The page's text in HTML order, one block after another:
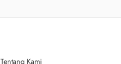
Tentang Kami